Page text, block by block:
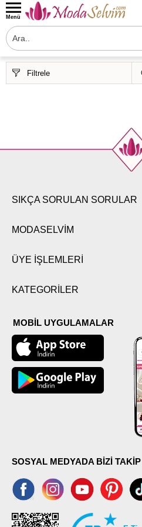
Menü
Filtrele
SIKÇA SORULAN SORULAR
MODASELVİM
ÜYE İŞLEMLERİ
KATEGORİLER
MOBİL UYGULAMALAR
SOSYAL MEDYADA BİZİ